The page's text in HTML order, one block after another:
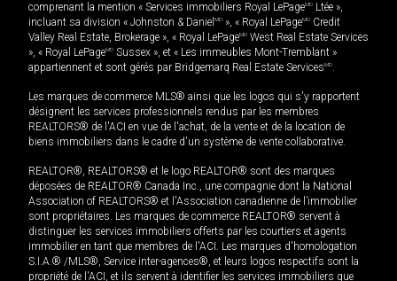
comprenant la mention « Services immobiliers Royal LePageMD Ltée »,
incluant sa division « Johnston & Daniel MD », « Royal LePageMD Credit
Valley Real Estate, Brokerage », « Royal LePageMD West Real Estate Services
», « Royal LePageMD Sussex », et « Les immeubles Mont-Tremblant »
appartiennent et sont gérés par Bridgemarq Real Estate ServicesMD.
Les marques de commerce MLS® ainsi que les logos qui s'y rapportent
désignent les services professionnels rendus par les membres
REALTORS® de l'ACI en vue de l'achat, de la vente et de la location de
biens immobiliers dans le cadre d'un système de vente collaborative.
REALTOR®, REALTORS® et le logo REALTOR® sont des marques
déposées de REALTOR® Canada Inc., une compagnie dont la National
Association of REALTORS® et l'Association canadienne de l’immobilier
sont propriétaires. Les marques de commerce REALTOR® servent à
distinguer les services immobiliers offerts par les courtiers et agents
immobilier en tant que membres de l'ACI. Les marques d'homologation
S.I.A.® /MLS®, Service inter-agences®, et leurs logos respectifs sont la
propriété de l'ACI, et ils servent à identifier les services immobiliers que